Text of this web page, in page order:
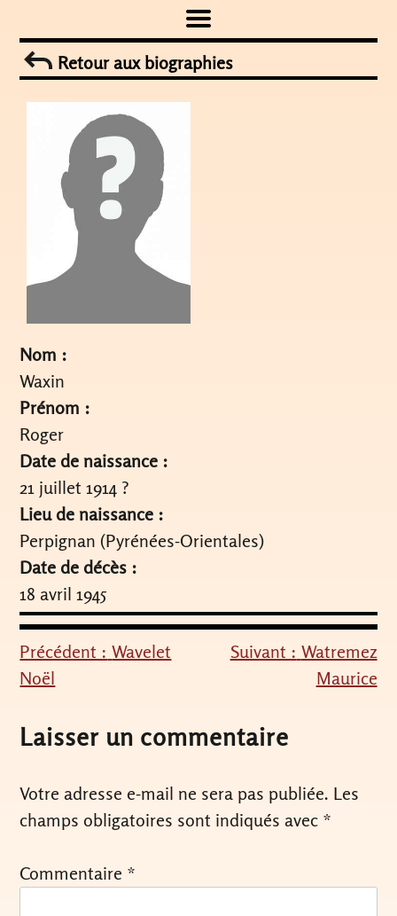
to
contentRetour aux biographies
Nom :
Waxin
Prénom :
Roger
Date de naissance :
21 juillet 1914 ?
Lieu de naissance :
Perpignan (Pyrénées-Orientales)
Date de décès :
18 avril 1945
Navigation
de
l’article
Précédent : Wavelet
Noël
Suivant : Watremez
Maurice
Laisser un commentaire
Votre adresse e-mail ne sera pas publiée. Les
champs obligatoires sont indiqués avec *
Commentaire *